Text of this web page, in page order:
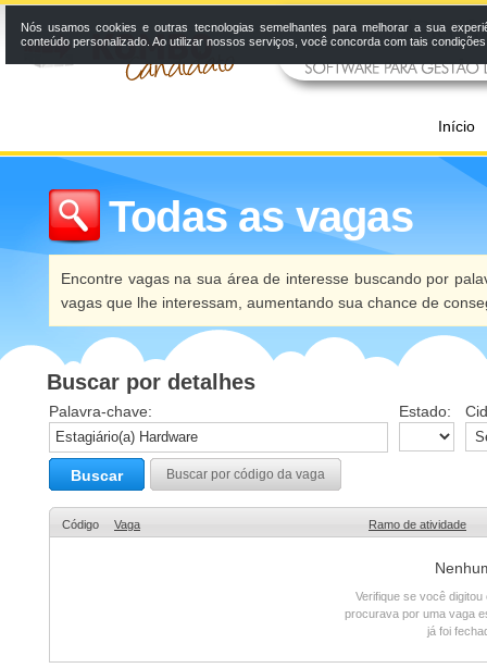
Início
Todas as vagas
Encontre vagas na sua área de interesse buscando por
vagas que lhe interessam, aumentando sua chance de
Buscar por detalhes
Palavra-chave: Estado:
Buscar Buscar por código da vaga
Código Vaga Ramo de atividade
Verifique se você
procurava por uma vaga
já foi
Nós usamos cookies e outras tecnologias semelhantes para melhorar a sua
conteúdo personalizado. Ao utilizar nossos serviços, você concorda com tais